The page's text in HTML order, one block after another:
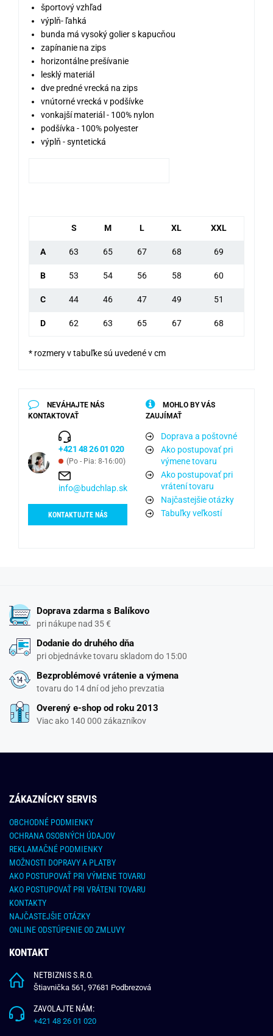
športový vzhľad
výplň- ľahká
bunda má vysoký golier s kapucňou
zapínanie na zips
horizontálne prešívanie
lesklý materiál
dve predné vrecká na zips
vnútorné vrecká v podšívke
vonkajší materiál - 100% nylon
podšívka - 100% polyester
výplň - syntetická
S M L XL XXL
A 63 65 67 68 69
B 53 54 56 58 60
C 44 46 47 49 51
D 62 63 65 67 68
* rozmery v tabuľke sú uvedené v cm
NEVÁHAJTE NÁS
KONTAKTOVAŤ
+421 48 26 01 020
(Po - Pia: 8-16:00)
info@budchlap.sk
KONTAKTUJTE NÁS
MOHLO BY VÁS
ZAUJÍMAŤ
Doprava a poštovné
Ako postupovať pri
výmene tovaru
Ako postupovať pri
vrátení tovaru
Najčastejšie otázky
Tabuľky veľkostí
Doprava zdarma s Balíkovo
pri nákupe nad 35 €
Dodanie do druhého dňa
pri objednávke tovaru skladom do 15:00
Bezproblémové vrátenie a výmena
tovaru do 14 dní od jeho prevzatia
Overený e-shop od roku 2013
Viac ako 140 000 zákazníkov
ZÁKAZNÍCKY SERVIS
OBCHODNÉ PODMIENKY
OCHRANA OSOBNÝCH ÚDAJOV
REKLAMAČNÉ PODMIENKY
MOŽNOSTI DOPRAVY A PLATBY
AKO POSTUPOVAŤ PRI VÝMENE TOVARU
AKO POSTUPOVAŤ PRI VRÁTENI TOVARU
KONTAKTY
NAJČASTEJŠIE OTÁZKY
ONLINE ODSTÚPENIE OD ZMLUVY
KONTAKT
NETBIZNIS S.R.O.
Štiavnička 561, 97681 Podbrezová
ZAVOLAJTE NÁM:
+421 48 26 01 020